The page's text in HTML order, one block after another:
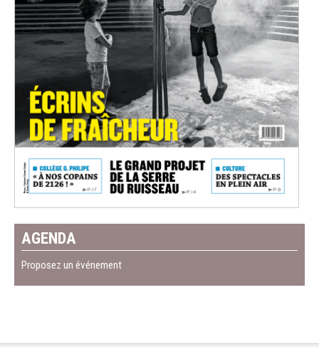
AGENDA
Proposez un événement